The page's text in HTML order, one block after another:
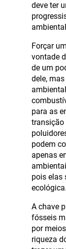
deve ter
Forçar
vontade
de um
dele,
para as
transição
podem
apenas
pois elas
ecológica.
A chave
fósseis
por
riqueza